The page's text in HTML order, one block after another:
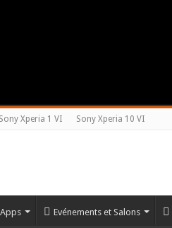
Sony Xperia 1 VI Sony Xperia 10 VI
Evénements et Salons